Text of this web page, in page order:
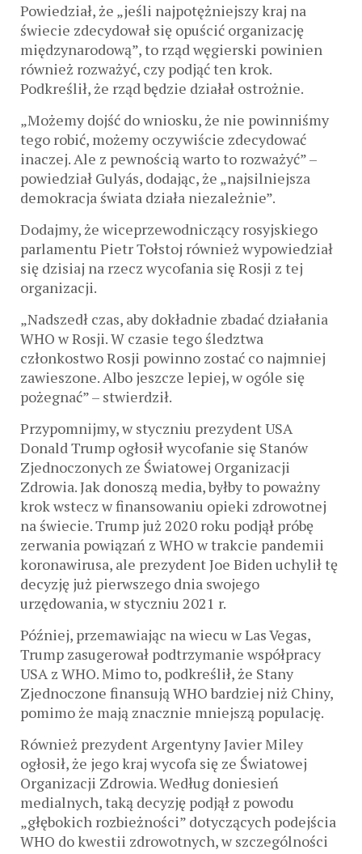
Powiedział, że „jeśli najpotężniejszy kraj na
świecie zdecydował się opuścić organizację
międzynarodową”, to rząd węgierski powinien
również rozważyć, czy podjąć ten krok.
Podkreślił, że rząd będzie działał ostrożnie.
„Możemy dojść do wniosku, że nie powinniśmy
tego robić, możemy oczywiście zdecydować
inaczej. Ale z pewnością warto to rozważyć” –
powiedział Gulyás, dodając, że „najsilniejsza
demokracja świata działa niezależnie”.
Dodajmy, że ​​wiceprzewodniczący rosyjskiego
parlamentu Pietr Tołstoj również wypowiedział
się dzisiaj na rzecz wycofania się Rosji z tej
organizacji.
„Nadszedł czas, aby dokładnie zbadać działania
WHO w Rosji. W czasie tego śledztwa
członkostwo Rosji powinno zostać co najmniej
zawieszone. Albo jeszcze lepiej, w ogóle się
pożegnać” – stwierdził.
Przypomnijmy, w styczniu prezydent USA
Donald Trump ogłosił wycofanie się Stanów
Zjednoczonych ze Światowej Organizacji
Zdrowia. Jak donoszą media, byłby to poważny
krok wstecz w finansowaniu opieki zdrowotnej
na świecie. Trump już 2020 roku podjął próbę
zerwania powiązań z WHO w trakcie pandemii
koronawirusa, ale prezydent Joe Biden uchylił tę
decyzję już pierwszego dnia swojego
urzędowania, w styczniu 2021 r.
Później, przemawiając na wiecu w Las Vegas,
Trump zasugerował podtrzymanie współpracy
USA z WHO. Mimo to, podkreślił, że Stany
Zjednoczone finansują WHO bardziej niż Chiny,
pomimo że mają znacznie mniejszą populację.
Również prezydent Argentyny Javier Miley
ogłosił, że jego kraj wycofa się ze Światowej
Organizacji Zdrowia. Według doniesień
medialnych, taką decyzję podjął z powodu
„głębokich rozbieżności” dotyczących podejścia
WHO do kwestii zdrowotnych, w szczególności